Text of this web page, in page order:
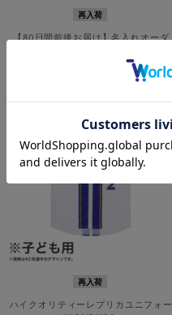
再入荷
【80日間前後お届け】名入れオーダ
ーム/HOME/XO・2XO
再入荷
ハイクオリティーレプリカユニフォー